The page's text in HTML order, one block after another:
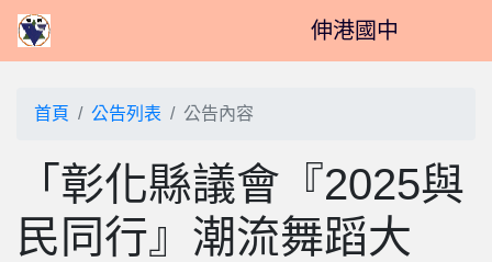
伸港國中
首頁 公告列表 公告內容
「彰化縣議會『2025與
民同行』潮流舞蹈大